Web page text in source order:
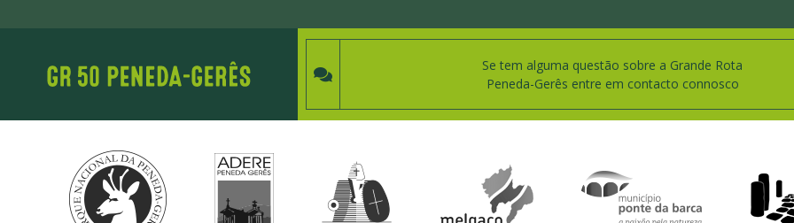
Se tem alguma questão sobre a Grande Rota
Peneda-Gerês entre em contacto connosco